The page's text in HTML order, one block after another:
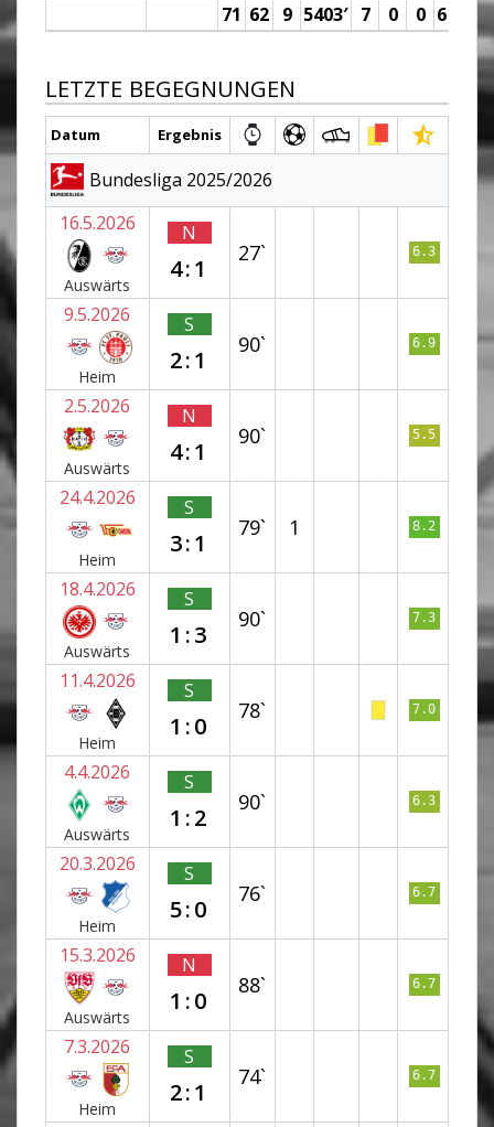
71 62 9 5403′ 7 0 0 6 (0)
LETZTE BEGEGNUNGEN
Datum Ergebnis
Bundesliga 2025/2026
16.5.2026
Auswärts
N
4:1
27` 6.3
9.5.2026
Heim
S
2:1
90` 6.9
2.5.2026
Auswärts
N
4:1
90` 5.5
24.4.2026
Heim
S
3:1
79` 1 8.2
18.4.2026
Auswärts
S
1:3
90` 7.3
11.4.2026
Heim
S
1:0
78` 7.0
4.4.2026
Auswärts
S
1:2
90` 6.3
20.3.2026
Heim
S
5:0
76` 6.7
15.3.2026
Auswärts
N
1:0
88` 6.7
7.3.2026
Heim
S
2:1
74` 6.7